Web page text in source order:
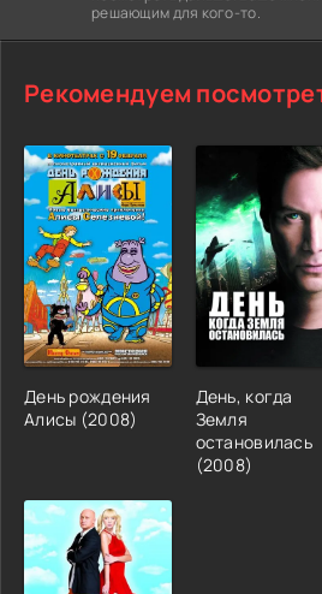
решающим для кого-то.
Рекомендуем
День рождения
Алисы (2008)
День, когда
Земля
остановилась
(2008)